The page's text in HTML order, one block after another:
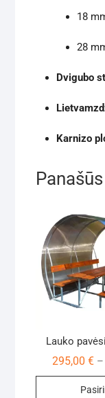
18
28
Dvigubo
Karnizo
Lauko
295,00 € –